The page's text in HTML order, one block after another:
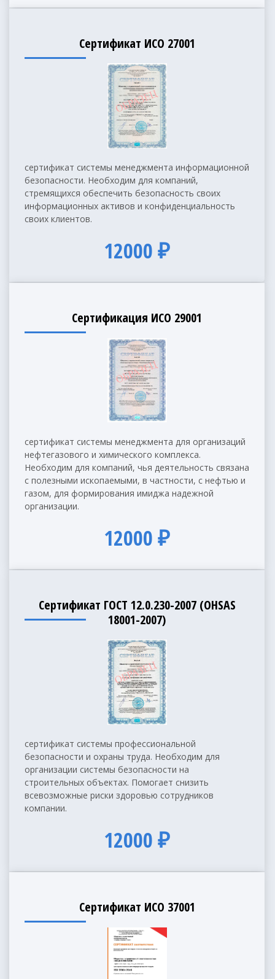
Сертификат ИСО 27001
сертификат системы менеджмента информационной
безопасности. Необходим для компаний,
стремящихся обеспечить безопасность своих
информационных активов и конфиденциальность
своих клиентов.
12000 ₽
Сертификация ИСО 29001
сертификат системы менеджмента для организаций
нефтегазового и химического комплекса.
Необходим для компаний, чья деятельность связана
с полезными ископаемыми, в частности, с нефтью и
газом, для формирования имиджа надежной
организации.
12000 ₽
Сертификат ГОСТ 12.0.230-2007 (OHSAS
18001-2007)
сертификат системы профессиональной
безопасности и охраны труда. Необходим для
организации системы безопасности на
строительных объектах. Помогает снизить
всевозможные риски здоровью сотрудников
компании.
12000 ₽
Сертификат ИСО 37001